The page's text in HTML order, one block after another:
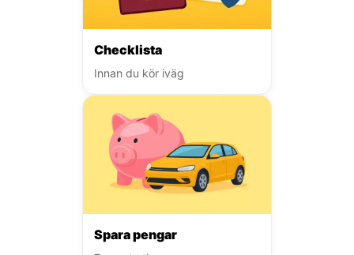
Checklista
Innan du kör iväg
Spara pengar